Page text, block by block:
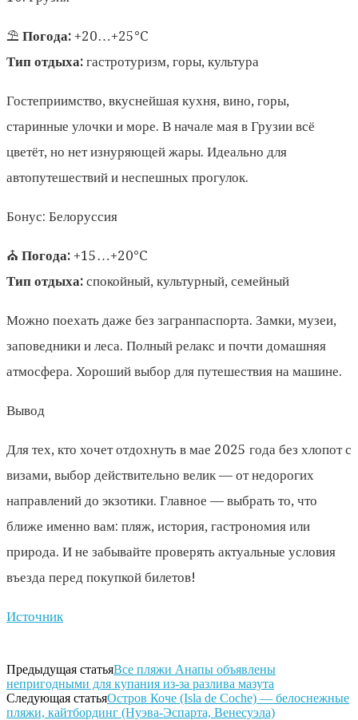
⛱️ Погода: +20…+25°C
Тип отдыха: гастротуризм, горы, культура
Гостеприимство, вкуснейшая кухня, вино, горы,
старинные улочки и море. В начале мая в Грузии всё
цветёт, но нет изнуряющей жары. Идеально для
автопутешествий и неспешных прогулок.
Бонус: Белоруссия
⛪ Погода: +15…+20°C
Тип отдыха: спокойный, культурный, семейный
Можно поехать даже без загранпаспорта. Замки, музеи,
заповедники и леса. Полный релакс и почти домашняя
атмосфера. Хороший выбор для путешествия на машине.
Вывод
Для тех, кто хочет отдохнуть в мае 2025 года без хлопот с
визами, выбор действительно велик — от недорогих
направлений до экзотики. Главное — выбрать то, что
ближе именно вам: пляж, история, гастрономия или
природа. И не забывайте проверять актуальные условия
въезда перед покупкой билетов!
Источник
Предыдущая статьяВсе пляжи Анапы объявлены
непригодными для купания из-за разлива мазута
Следующая статьяОстров Коче (Isla de Coche) — белоснежные
пляжи, кайтбординг (Нуэва-Эспарта, Венесуэла)